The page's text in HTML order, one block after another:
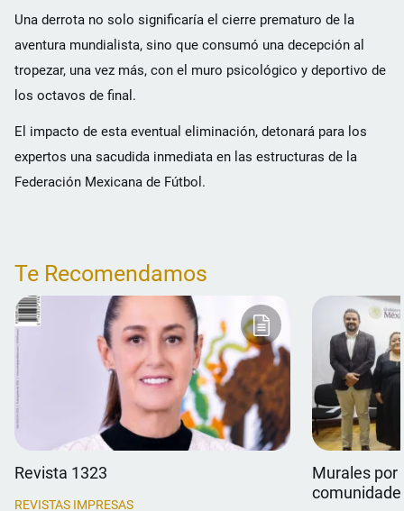
Una derrota no solo significaría el cierre prematuro de la
aventura mundialista, sino que consumó una decepción al
tropezar, una vez más, con el muro psicológico y deportivo de
los octavos de final.
El impacto de esta eventual eliminación, detonará para los
expertos una sacudida inmediata en las estructuras de la
Federación Mexicana de Fútbol.
Te Recomendamos
Revista 1323
REVISTAS IMPRESAS
Murales por